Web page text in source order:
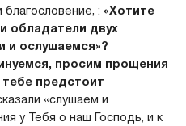
: «Хотите
обладатели двух
и ослушаемся»?
просим прощения
тебе предстоит
«слушаем и
у Тебя о наш Господь, и к